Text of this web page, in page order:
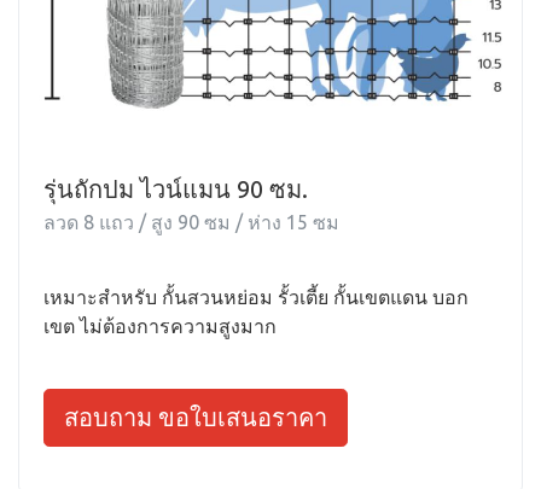
รุ่นถักปม ไวน์แมน 90 ซม.
ลวด 8 แถว / สูง 90 ซม / ห่าง 15 ซม
เหมาะสำหรับ กั้นสวนหย่อม รั้วเตี้ย กั้นเขตแดน บอก
เขต ไม่ต้องการความสูงมาก
สอบถาม ขอใบเสนอราคา